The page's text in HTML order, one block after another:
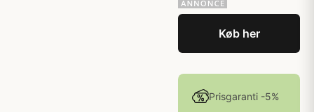
Køb her
Prisgaranti -5%